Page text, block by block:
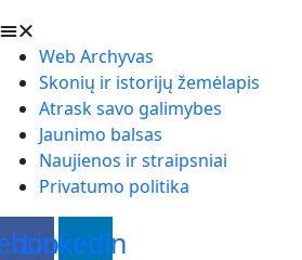
Web Archyvas
Skonių ir istorijų žemėlapis
Atrask savo galimybes
Jaunimo balsas
Naujienos ir straipsniai
Privatumo politika
Linkedin